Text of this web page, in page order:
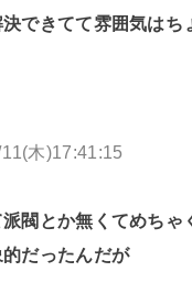
できてて雰囲気はち
木)17:41:15
閥とか無くてめちゃ
だったんだが